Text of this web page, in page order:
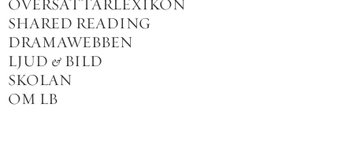
ÖVERSÄTTARLEXIKON
SHARED READING
DRAMAWEBBEN
LJUD & BILD
SKOLAN
OM LB